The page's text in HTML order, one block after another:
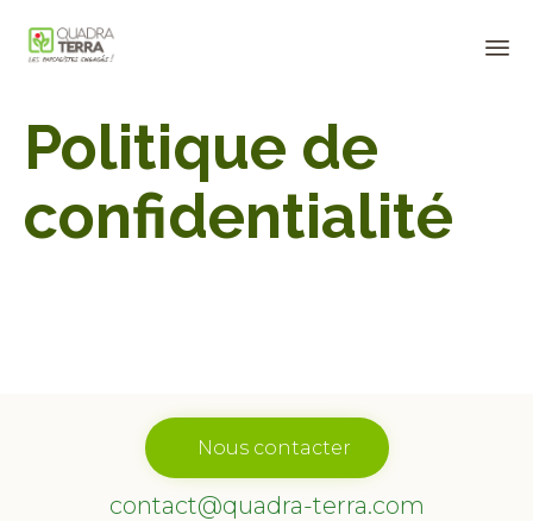
Politique de
confidentialité
Nous contacter
contact@quadra-terra.com